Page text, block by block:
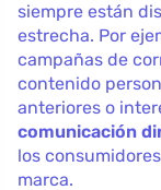
siempre están
estrecha. Por
campañas de
contenido
anteriores o
comunicación
los
marca.